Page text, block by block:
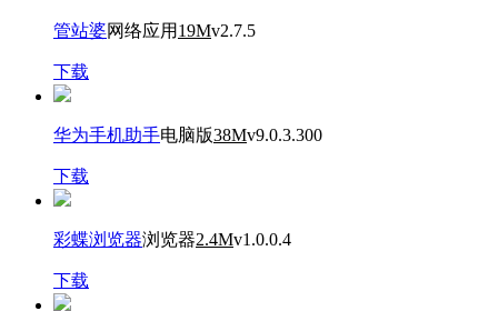
管站婆网络应用 19Mv2.7.5
下载
华为手机助手电脑版38Mv9.0.3.300
下载
彩蝶浏览器浏览器2.4Mv1.0.0.4
下载